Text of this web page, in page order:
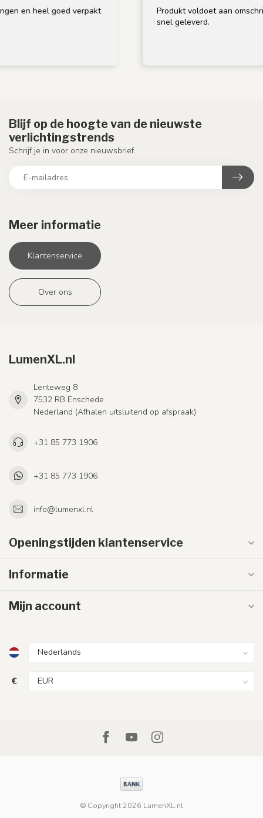
goed verpakt
Produkt voldoet aan omschrijving,
snel geleverd.
Meer informatie
Klantenservice
Over ons
Blijf op de hoogte van de nieuwste
verlichtingstrends
Schrijf je in voor onze nieuwsbrief.
LumenXL.nl
Lenteweg 8
7532 RB Enschede
Nederland (Afhalen uitsluitend op afspraak)
+31 85 773 1906
+31 85 773 1906
info@lumenxl.nl
Openingstijden klantenservice
Informatie
Mijn account
€
© Copyright 2026 LumenXL.nl